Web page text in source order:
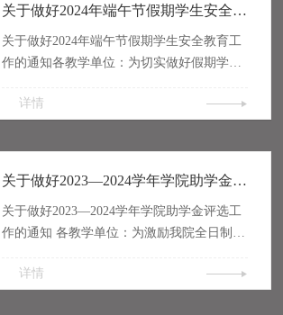
关于做好2024年端午节假期学生安全教育工作的通知
关于做好2024年端午节假期学生安全教育工
作的通知各教学单位：为切实做好假期学生
全，维护校园安全稳定，请各教学单位参照
端午节前安全教育，现就有关工作安排通知
如下:1.各院系要在放假前召开学生安全教育
会议，重点加强学生的人身安全、交通安
全、消防安全、食品安全等教育。2.各院系
做好学生端午节假期去向统计，全面了解掌
详情
关于做好2023—2024学年学院助学金评选工作的通知
关于做好2023—2024学年学院助学金评选工
作的通知 各教学单位：为激励我院全日制本
体、美、劳等方面得到全面发展，根据《学
详情